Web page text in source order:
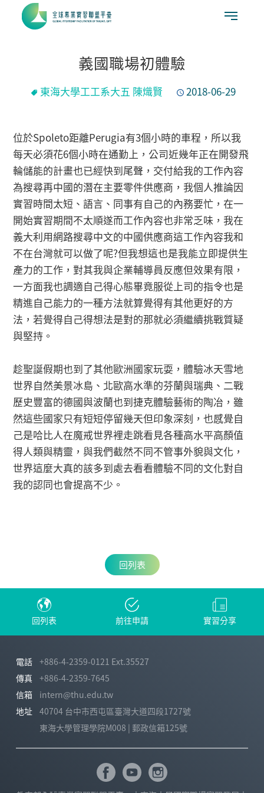
義國職場初體驗
東海大學工工系大五 陳熾賢 2018-06-29
位於Spoleto距離Perugia有3個小時的車程，所以我
每天必須花6個小時在通勤上，公司近幾年正在開發飛
輪儲能的計畫也已經快到尾聲，交付給我的工作內容
為搜尋再中國的潛在主要零件供應商，我個人推論因
實習時間太短、語言、同事有自己的內務要忙，在一
開始實習期間不太順遂而工作內容也非常乏味，我在
義大利用網路搜尋中文的中國供應商這工作內容我和
不在台灣就可以做了呢?但我想這也是我能立即提供生
產力的工作，對其我與企業輔導員反應但效果有限，
一方面我也調適自己得心態畢竟服從上司的指令也是
精進自己能力的一種方法就算覺得有其他更好的方
法，若覺得自己得想法是對的那就必須繼續挑戰質疑
與堅持。
趁聖誕假期也到了其他歐洲國家玩耍，體驗冰天雪地
世界自然美景冰島、北歐高水準的芬蘭與瑞典、二戰
歷史豐富的德國與波蘭也到捷克體驗藝術的陶冶，雖
然這些國家只有短短停留幾天但印象深刻，也感覺自
己是哈比人在魔戒世界裡走跳看見各種高水平高顏值
得人類與精靈，與我們截然不同不管事外貌與文化，
世界這麼大真的該多到處去看看體驗不同的文化對自
我的認同也會提高不少。
回列表
回列表 前往申請 實習分享
電話
+886-4-2359-0121 Ext.35527
傳真
+886-4-2359-7645
信箱
intern@thu.edu.tw
地址
40704 台中市西屯區臺灣大道四段1727號
東海大學管理學院M008 | 郵政信箱125號